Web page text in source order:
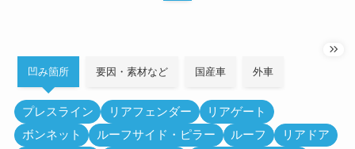
凹み箇所 要因・素材など 国産車 外車
プレスライン リアフェンダー
リアゲート
ボンネット
ルーフサイド・ピラー ルーフ
リアドア